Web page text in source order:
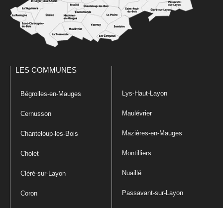
LES COMMUNES
Bégrolles-en-Mauges
Cernusson
Chanteloup-les-Bois
Cholet
Cléré-sur-Layon
Coron
Lys-Haut-Layon
Maulévrier
Mazières-en-Mauges
Montilliers
Nuaillé
Passavant-sur-Layon